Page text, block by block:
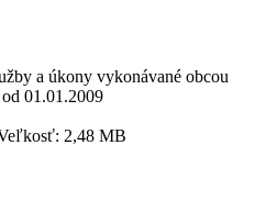
a úkony vykonávané obcou
01.01.2009
2,48 MB